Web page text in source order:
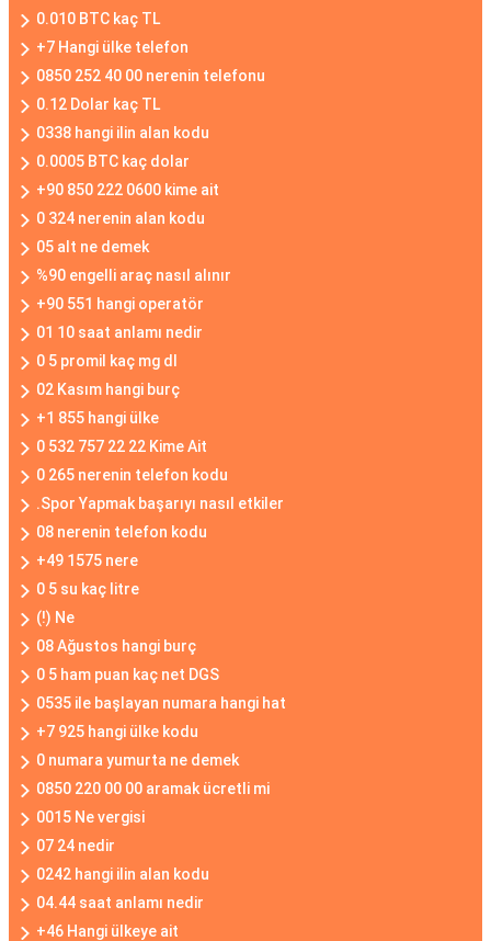
0.010 BTC kaç TL
+7 Hangi ülke telefon
0850 252 40 00 nerenin telefonu
0.12 Dolar kaç TL
0338 hangi ilin alan kodu
0.0005 BTC kaç dolar
+90 850 222 0600 kime ait
0 324 nerenin alan kodu
05 alt ne demek
%90 engelli araç nasıl alınır
+90 551 hangi operatör
01 10 saat anlamı nedir
0 5 promil kaç mg dl
02 Kasım hangi burç
+1 855 hangi ülke
0 532 757 22 22 Kime Ait
0 265 nerenin telefon kodu
.Spor Yapmak başarıyı nasıl etkiler
08 nerenin telefon kodu
+49 1575 nere
0 5 su kaç litre
(!) Ne
08 Ağustos hangi burç
0 5 ham puan kaç net DGS
0535 ile başlayan numara hangi hat
+7 925 hangi ülke kodu
0 numara yumurta ne demek
0850 220 00 00 aramak ücretli mi
0015 Ne vergisi
07 24 nedir
0242 hangi ilin alan kodu
04.44 saat anlamı nedir
+46 Hangi ülkeye ait